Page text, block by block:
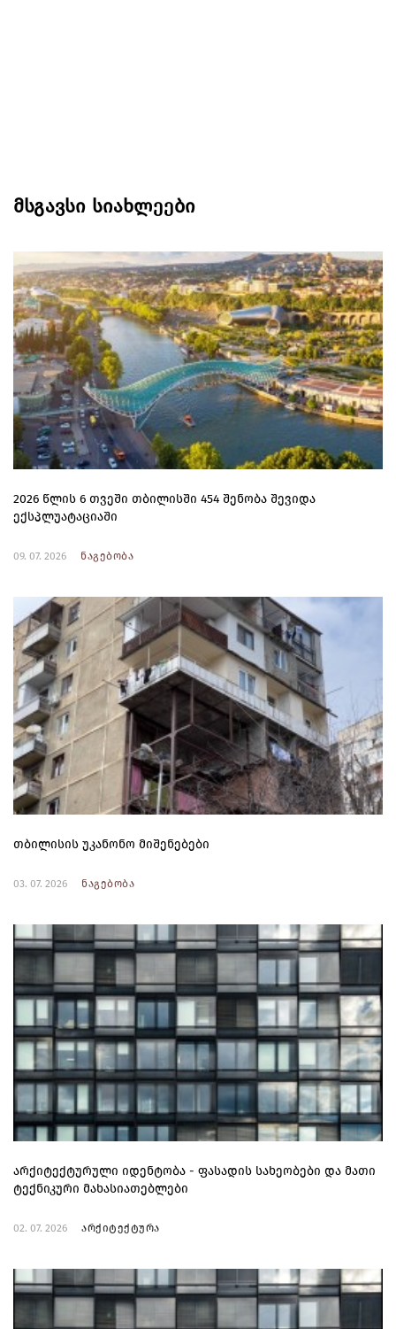
მსგავსი სიახლეები
2026 წლის 6 თვეში თბილისში 454 შენობა შევიდა
ექსპლუატაციაში
09. 07. 2026 ნაგებობა
თბილისის უკანონო მიშენებები
03. 07. 2026 ნაგებობა
არქიტექტურული იდენტობა - ფასადის სახეობები და მათი
ტექნიკური მახასიათებლები
02. 07. 2026 არქიტექტურა